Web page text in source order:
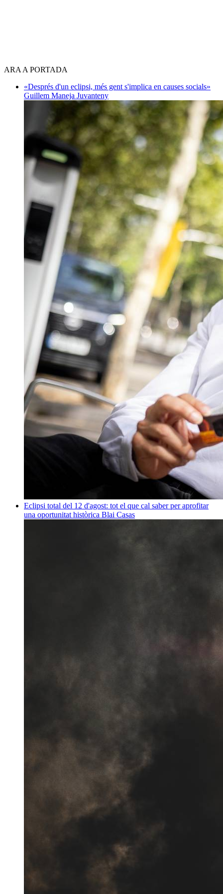
ARA A PORTADA
«Després d'un eclipsi, més gent s'implica en causes socials»
Guillem Maneja Juvanteny
Eclipsi total del 12 d'agost: tot el que cal saber per aprofitar
una oportunitat històrica Blai Casas